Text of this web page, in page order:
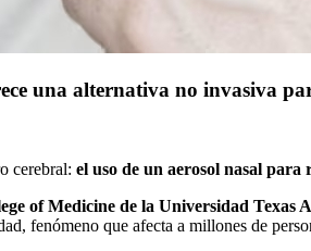
una alternativa no invasiva
cerebral: el uso de un aerosol nasal
of Medicine de la Universidad Texas
fenómeno que afecta a millones de